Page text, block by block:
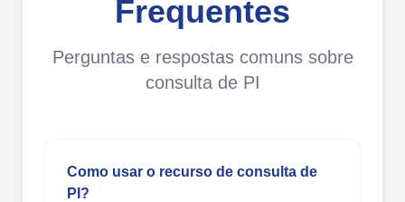
Frequentes
Perguntas e respostas comuns sobre
consulta de PI
Como usar o recurso de consulta de
PI?